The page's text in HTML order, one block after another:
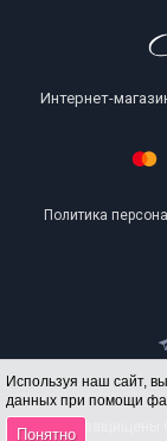
Используя наш сайт,
данных при помощи
Понятно
Интернет-
Политика
Все права защищены